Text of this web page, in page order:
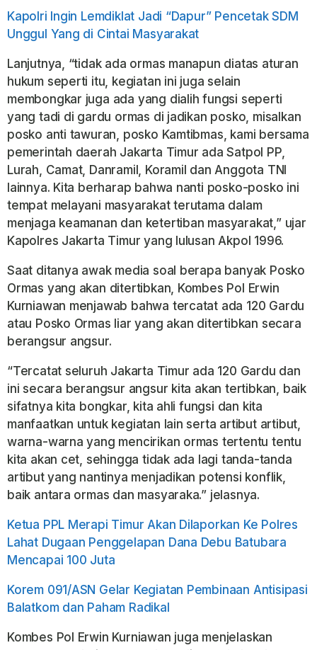
Kapolri Ingin Lemdiklat Jadi “Dapur” Pencetak SDM
Unggul Yang di Cintai Masyarakat
Lanjutnya, “tidak ada ormas manapun diatas aturan
hukum seperti itu, kegiatan ini juga selain
membongkar juga ada yang dialih fungsi seperti
yang tadi di gardu ormas di jadikan posko, misalkan
posko anti tawuran, posko Kamtibmas, kami bersama
pemerintah daerah Jakarta Timur ada Satpol PP,
Lurah, Camat, Danramil, Koramil dan Anggota TNI
lainnya. Kita berharap bahwa nanti posko-posko ini
tempat melayani masyarakat terutama dalam
menjaga keamanan dan ketertiban masyarakat,” ujar
Kapolres Jakarta Timur yang lulusan Akpol 1996.
Saat ditanya awak media soal berapa banyak Posko
Ormas yang akan ditertibkan, Kombes Pol Erwin
Kurniawan menjawab bahwa tercatat ada 120 Gardu
atau Posko Ormas liar yang akan ditertibkan secara
berangsur angsur.
“Tercatat seluruh Jakarta Timur ada 120 Gardu dan
ini secara berangsur angsur kita akan tertibkan, baik
sifatnya kita bongkar, kita ahli fungsi dan kita
manfaatkan untuk kegiatan lain serta artibut artibut,
warna-warna yang mencirikan ormas tertentu tentu
kita akan cet, sehingga tidak ada lagi tanda-tanda
artibut yang nantinya menjadikan potensi konflik,
baik antara ormas dan masyaraka.” jelasnya.
Ketua PPL Merapi Timur Akan Dilaporkan Ke Polres
Lahat Dugaan Penggelapan Dana Debu Batubara
Mencapai 100 Juta
Korem 091/ASN Gelar Kegiatan Pembinaan Antisipasi
Balatkom dan Paham Radikal
Kombes Pol Erwin Kurniawan juga menjelaskan